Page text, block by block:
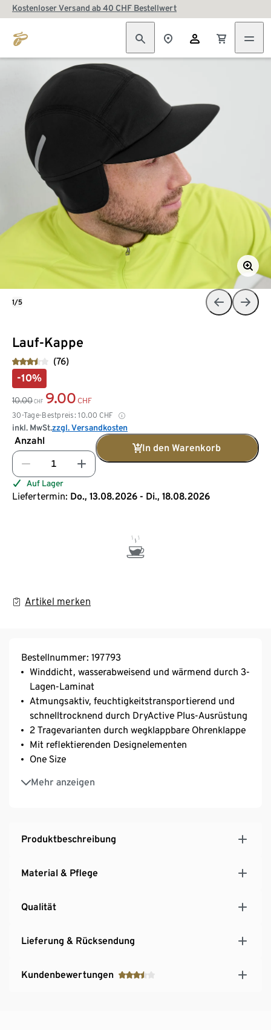
Kostenloser Versand ab 40 CHF Bestellwert
Lauf-Kappe
(76)
-10%
10.00 CHF 9.00 CHF
30-Tage-Bestpreis: 10.00 CHF
inkl. MwSt.zzgl. Versandkosten
Anzahl
In den Warenkorb
Auf Lager
Liefertermin: Do., 13.08.2026 - Di., 18.08.2026
Artikel merken
1/5
Bestellnummer: 197793
Winddicht, wasserabweisend und wärmend durch 3-
Lagen-Laminat
Atmungsaktiv, feuchtigkeitstransportierend und
schnelltrocknend durch DryActive Plus-Ausrüstung
2 Tragevarianten durch wegklappbare Ohrenklappe
Mit reflektierenden Designelementen
One Size
Mehr anzeigen
Unisex
Produktbeschreibung
Material & Pflege
Qualität
Lieferung & Rücksendung
Kundenbewertungen